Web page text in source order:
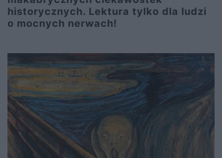
historycznych. Lektura tylko dla ludzi
o mocnych nerwach!